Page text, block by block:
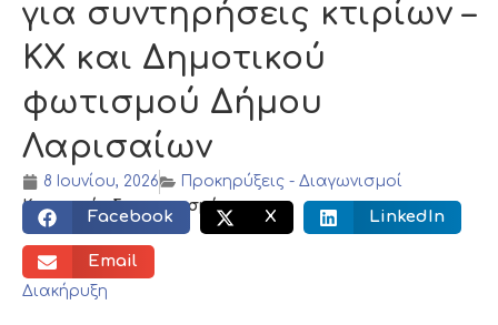
για συντηρήσεις κτιρίων –
ΚΧ και Δημοτικού
φωτισμού Δήμου
Λαρισαίων
8 Ιουνίου, 2026
Προκηρύξεις - Διαγωνισμοί
Κοινωνικός διαμοιρασμός:
Facebook X LinkedIn
Email
Διακήρυξη